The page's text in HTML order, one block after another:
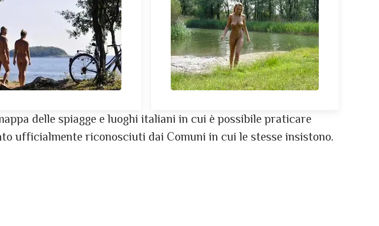
delle spiagge e luoghi italiani in cui è possibile praticare
ufficialmente riconosciuti dai Comuni in cui le stesse insistono.